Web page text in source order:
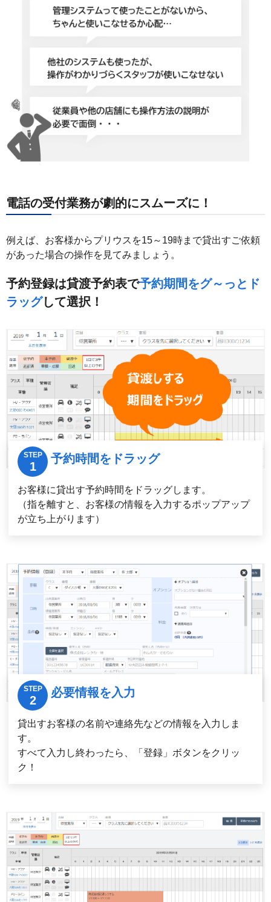
電話の受付業務が劇的にスムーズに！
例えば、お客様からプリウスを15～19時まで貸出すご依頼
があった場合の操作を見てみましょう。
予約登録は貸渡予約表で予約期間をグ～っとド
ラッグして選択！
予約時間をドラッグ
お客様に貸出す予約時間をドラッグします。
（指を離すと、お客様の情報を入力するポップアップ
が立ち上がります）
必要情報を入力
貸出すお客様の名前や連絡先などの情報を入力しま
す。
すべて入力し終わったら、「登録」ボタンをクリッ
ク！